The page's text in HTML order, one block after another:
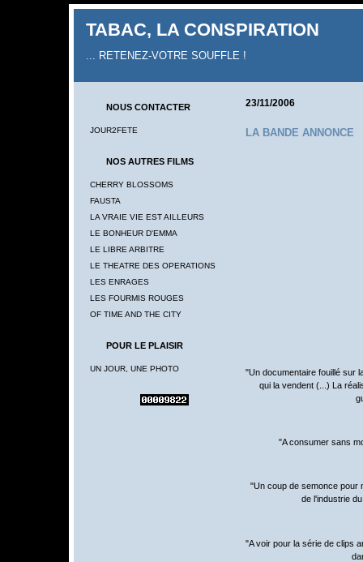
TABAC, LA CONSPIRATION
... RETENEZ-VOTRE SOUFFLE !
NOUS CONTACTER
JOUR2FETE
NOS AUTRES FILMS
CHERRY BLOSSOMS
FAUSTA
LA VRAIE VIE EST AILLEURS
LE BONHEUR D'EMMA
LE LIBRE ARBITRE
LE THEATRE DES OPERATIONS
LES ENRAGES
LES FOURMIS ROUGES
OF TIME AND THE CITY
POUR LE PLAISIR
UN JOUR, UNE PHOTO
23/11/2006
LA BANDE ANNONCE
"Un documentaire fouillé sur
qui la vendent (...) La
"A consumer sans
"Un coup de semonce pour
de l'industrie
"A voir pour la série de clips